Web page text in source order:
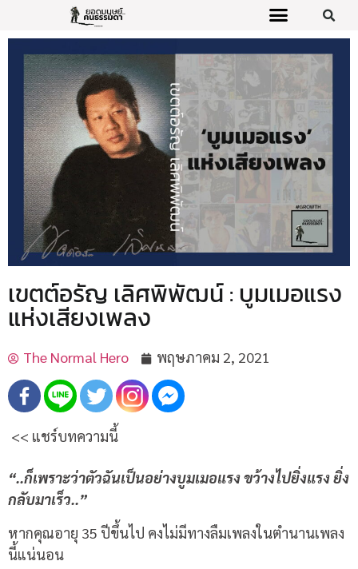
เขตต์อรัญ เลิศพิพัฒน์ : บูมเมอแรง
แห่งเสียงเพลง
The Normal Hero พฤษภาคม 2, 2021
<< แชร์บทความนี้
“..ก็เพราะว่าตัวฉันเป็นอย่างบูมเมอแรง ขว้างไปยิ่งแรง ยิ่ง
กลับมาเร็ว..”
หากคุณอายุ 35 ปีขึ้นไป คงไม่มีทางลืมเพลงในตำนานเพลง
นี้แน่นอน